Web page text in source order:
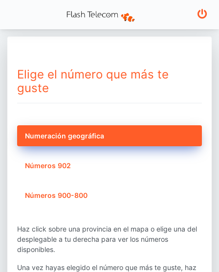
Elige el número que más te
guste
Numeración geográfica
Números 902
Números 900-800
Haz click sobre una provincia en el mapa o elige una del
desplegable a tu derecha para ver los números
disponibles.
Una vez hayas elegido el número que más te guste, haz